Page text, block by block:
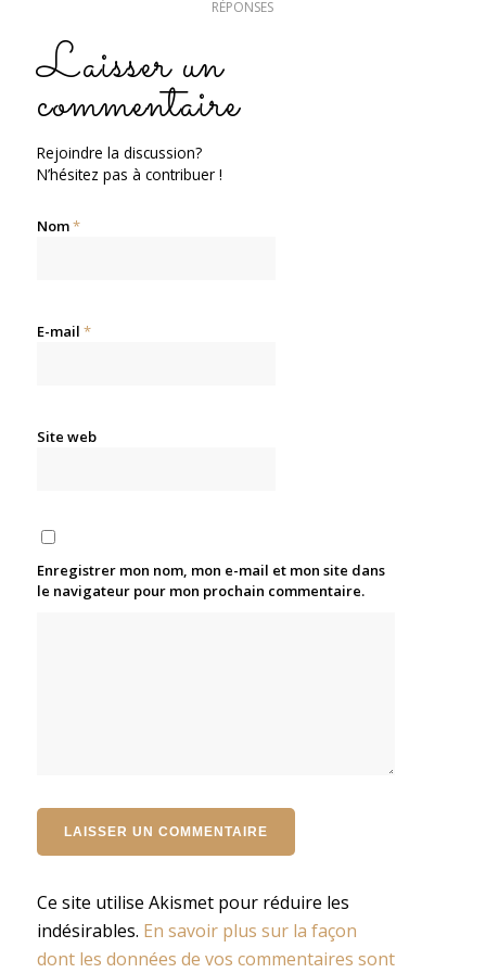
RÉPONSES
Laisser un
commentaire
Rejoindre la discussion?
N’hésitez pas à contribuer !
Nom*
E-mail *
Site web
Enregistrer mon nom, mon e-mail et mon site dans
le navigateur pour mon prochain commentaire.
Ce site utilise Akismet pour réduire les
indésirables. En savoir plus sur la façon
dont les données de vos commentaires sont